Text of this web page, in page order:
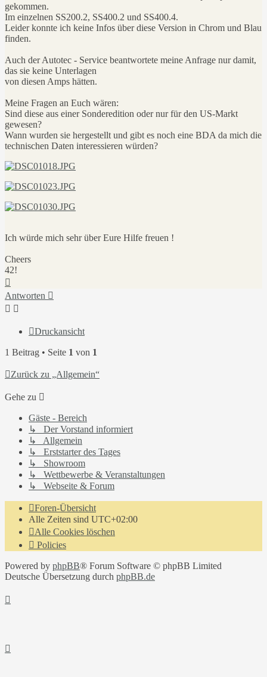
gekommen.
Im einzelnen SS200.2, SS400.2 und SS400.4.
Leider konnte ich keine Infos über diese Version in Chrom und Blau
finden.
Auch der Autotec - Service beantwortete meine Anfrage nur damit,
das sie keine Unterlagen
von diesen Amps hätten.
Meine Fragen an Euch wären:
Sind diese aus einer Sonderedition oder nur für den US-Markt
gewesen?
Wann wurden sie hergestellt und gibt es noch eine BDA da mich die
technischen Daten interessieren würden?
Ich würde mich sehr über Eure Hilfe freuen !
Cheers
42!
oben
Antworten
Druckansicht
1 Beitrag • Seite 1 von 1
Zurück zu „Allgemein“
Gehe zu
Gäste - Bereich
↳ Der Vorstand informiert
↳ Allgemein
↳ Erststarter des Tages
↳ Showroom
↳ Wettbewerbe & Veranstaltungen
↳ Webseite & Forum
Foren-Übersicht
Alle Zeiten sind UTC+02:00
Alle Cookies löschen
Policies
Powered by phpBB® Forum Software © phpBB Limited
Deutsche Übersetzung durch phpBB.de